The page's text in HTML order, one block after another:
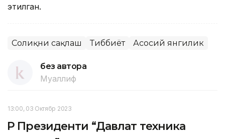
этилган.
Соғлиқни сақлаш Тиббиёт Асосий янгилик
без автора
Муаллиф
13:00, 03 Октябр 2023
ҚР Президенти “Давлат техника